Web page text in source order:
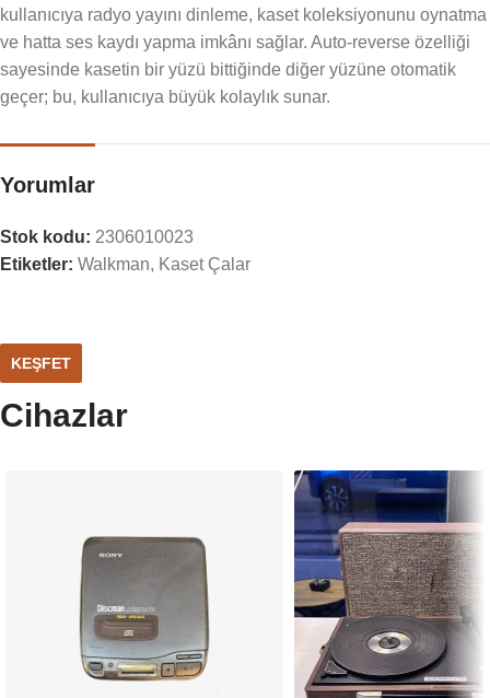
kullanıcıya radyo yayını dinleme, kaset koleksiyonunu oynatma
ve hatta ses kaydı yapma imkânı sağlar. Auto-reverse özelliği
sayesinde kasetin bir yüzü bittiğinde diğer yüzüne otomatik
geçer; bu, kullanıcıya büyük kolaylık sunar.
Yorumlar
Stok kodu: 2306010023
Etiketler: Walkman, Kaset Çalar
KEŞFET
Cihazlar